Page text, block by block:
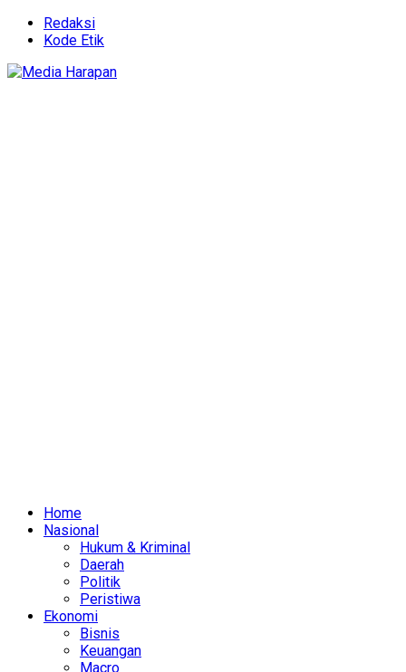
Redaksi
Kode Etik
Home
Nasional
Hukum & Kriminal
Daerah
Politik
Peristiwa
Ekonomi
Bisnis
Keuangan
Macro